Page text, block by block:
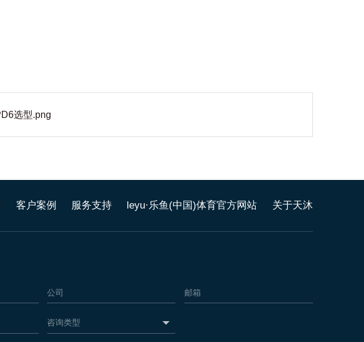
客户案例 服务支持 leyu·乐鱼(中国)体育官方网站 关于天沐